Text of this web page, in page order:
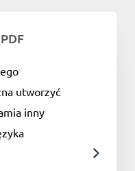
utworzyć
inny